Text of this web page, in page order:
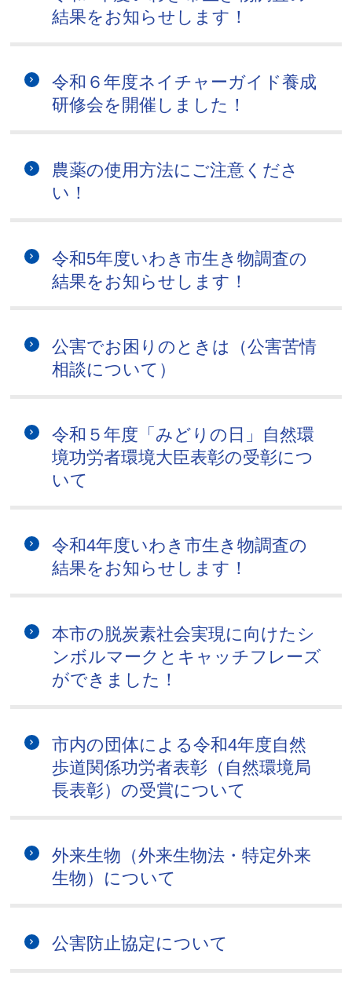
結果をお知らせします！
令和６年度ネイチャーガイド養成
研修会を開催しました！
農薬の使用方法にご注意くださ
い！
令和5年度いわき市生き物調査の
結果をお知らせします！
公害でお困りのときは（公害苦情
相談について）
令和５年度「みどりの日」自然環
境功労者環境大臣表彰の受彰につ
いて
令和4年度いわき市生き物調査の
結果をお知らせします！
本市の脱炭素社会実現に向けたシ
ンボルマークとキャッチフレーズ
ができました！
市内の団体による令和4年度自然
歩道関係功労者表彰（自然環境局
長表彰）の受賞について
外来生物（外来生物法・特定外来
生物）について
公害防止協定について